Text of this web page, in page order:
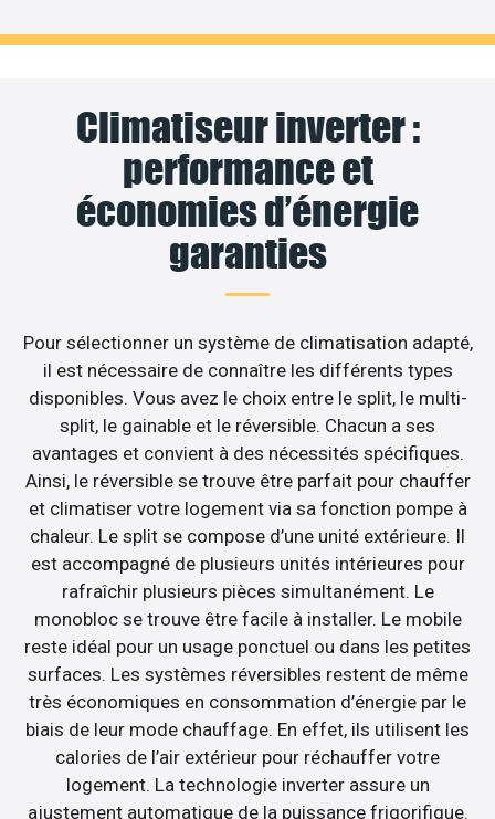
Climatiseur inverter :
performance et
économies d’énergie
garanties
Pour sélectionner un système de climatisation adapté,
il est nécessaire de connaître les différents types
disponibles. Vous avez le choix entre le split, le multi-
split, le gainable et le réversible. Chacun a ses
avantages et convient à des nécessités spécifiques.
Ainsi, le réversible se trouve être parfait pour chauffer
et climatiser votre logement via sa fonction pompe à
chaleur. Le split se compose d’une unité extérieure. Il
est accompagné de plusieurs unités intérieures pour
rafraîchir plusieurs pièces simultanément. Le
monobloc se trouve être facile à installer. Le mobile
reste idéal pour un usage ponctuel ou dans les petites
surfaces. Les systèmes réversibles restent de même
très économiques en consommation d’énergie par le
biais de leur mode chauffage. En effet, ils utilisent les
calories de l’air extérieur pour réchauffer votre
logement. La technologie inverter assure un
ajustement automatique de la puissance frigorifique.